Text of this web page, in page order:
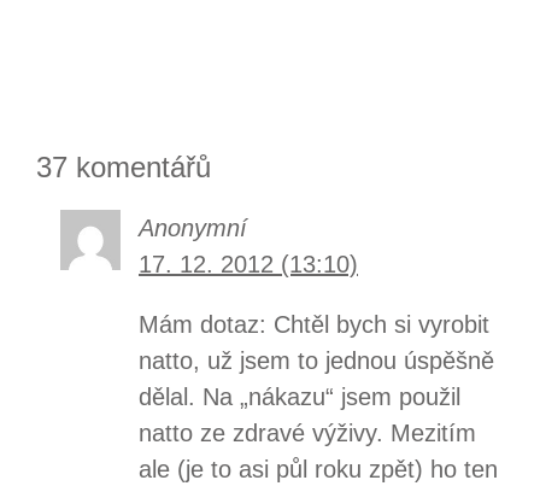
37 komentářů
Anonymní
17. 12. 2012 (13:10)
Mám dotaz: Chtěl bych si vyrobit
natto, už jsem to jednou úspěšně
dělal. Na „nákazu“ jsem použil
natto ze zdravé výživy. Mezitím
ale (je to asi půl roku zpět) ho ten